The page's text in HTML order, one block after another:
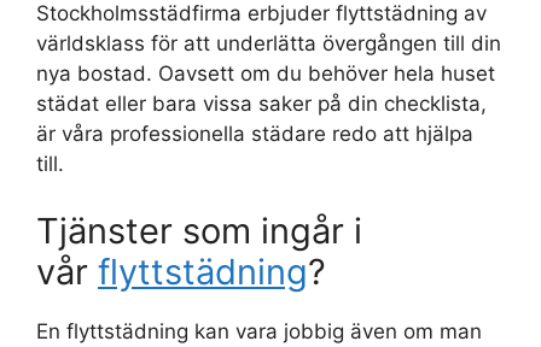
Stockholmsstädfirma erbjuder flyttstädning av
världsklass för att underlätta övergången till din
nya bostad. Oavsett om du behöver hela huset
städat eller bara vissa saker på din checklista,
är våra professionella städare redo att hjälpa
till.
Tjänster som ingår i
vår flyttstädning?
En flyttstädning kan vara jobbig även om man